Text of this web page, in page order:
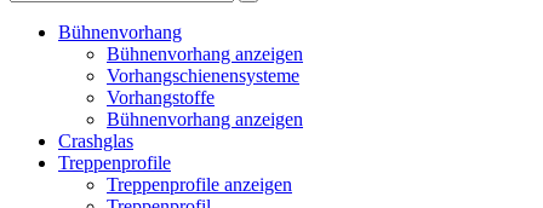
Bühnenvorhang
Bühnenvorhang anzeigen
Vorhangschienensysteme
Vorhangstoffe
Bühnenvorhang anzeigen
Crashglas
Treppenprofile
Treppenprofile anzeigen